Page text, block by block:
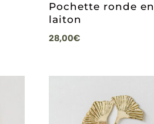
Pochette ronde en
laiton
28,00€